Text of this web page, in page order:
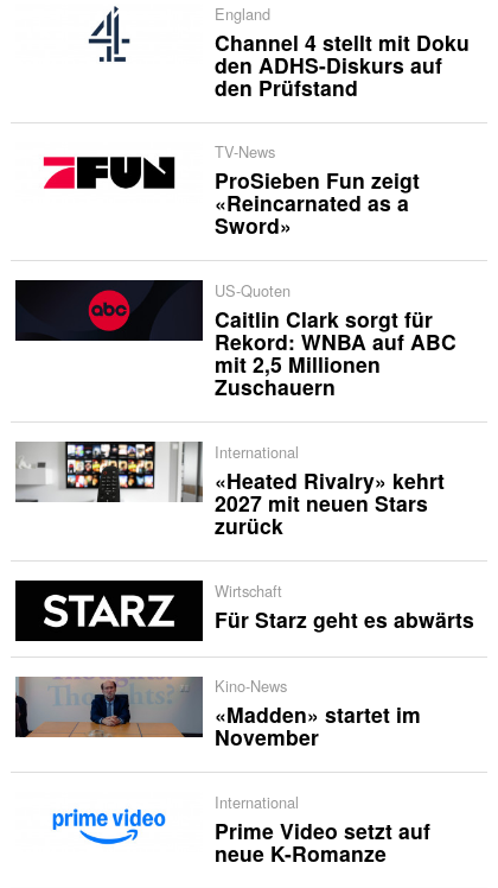
England
Channel 4 stellt mit Doku
den ADHS-Diskurs auf
den Prüfstand
TV-News
ProSieben Fun zeigt
«Reincarnated as a
Sword»
US-Quoten
Caitlin Clark sorgt für
Rekord: WNBA auf ABC
mit 2,5 Millionen
Zuschauern
International
«Heated Rivalry» kehrt
2027 mit neuen Stars
zurück
Wirtschaft
Für Starz geht es abwärts
Kino-News
«Madden» startet im
November
International
Prime Video setzt auf
neue K-Romanze